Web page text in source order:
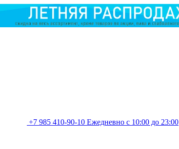
+7 985 410-90-10 Ежедневно с 10:00 до 23:00